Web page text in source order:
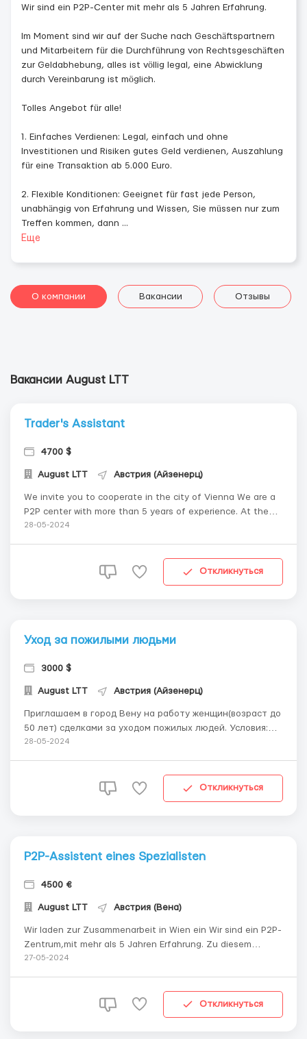
Wir sind ein P2P-Center mit mehr als 5 Jahren Erfahrung.
Im Moment sind wir auf der Suche nach Geschäftspartnern
und Mitarbeitern für die Durchführung von Rechtsgeschäften
zur Geldabhebung, alles ist völlig legal, eine Abwicklung
durch Vereinbarung ist möglich.
Tolles Angebot für alle!
1. Einfaches Verdienen: Legal, einfach und ohne
Investitionen und Risiken gutes Geld verdienen, Auszahlung
für eine Transaktion ab 5.000 Euro.
2. Flexible Konditionen: Geeignet für fast jede Person,
unabhängig von Erfahrung und Wissen, Sie müssen nur zum
Treffen kommen, dann ...
Еще
О компании Вакансии Отзывы
Вакансии August LTT
Trader's Assistant
4700 $
August LTT Австрия (Айзенерц)
We invite you to cooperate in the city of Vienna We are a
P2P center with more than 5 years of experience. At the
moment we are looking for business partners and
agreement is po...
28-05-2024
Откликнуться
Уход за пожилыми людьми
3000 $
August LTT Австрия (Айзенерц)
Приглашаем в город Вену на работу женщин(возраст до
50 лет) сделками за уходом пожилых людей. Условия:
Знания немецкого языка не объязательно!
Заработная плата 50€/ час чистыми. С выдач...
28-05-2024
Откликнуться
P2P-Assistent eines Spezialisten
4500 €
August LTT Австрия (Вена)
Wir laden zur Zusammenarbeit in Wien ein Wir sind ein P2P-
Zentrum,mit mehr als 5 Jahren Erfahrung. Zu diesem
Zeitpunkt sind wir auf der Suche nach Geschäftspartnern
27-05-2024
Откликнуться